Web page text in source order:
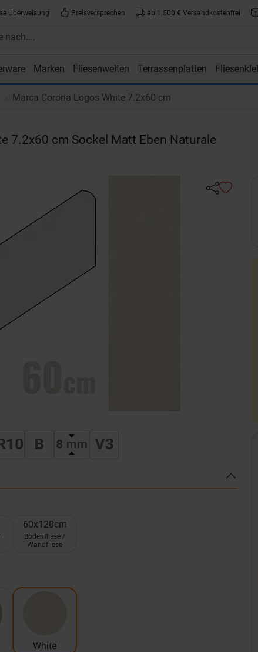
Überweisung Preisversprechen ab 1.500 € Versandkostenfrei
Marken Fliesenwelten Terrassenplatten
Marca Corona Logos White 7.2x60 cm
7.2x60 cm Sockel Matt Eben Naturale
60x120cm
Bodenfliese /
Wandfliese
White